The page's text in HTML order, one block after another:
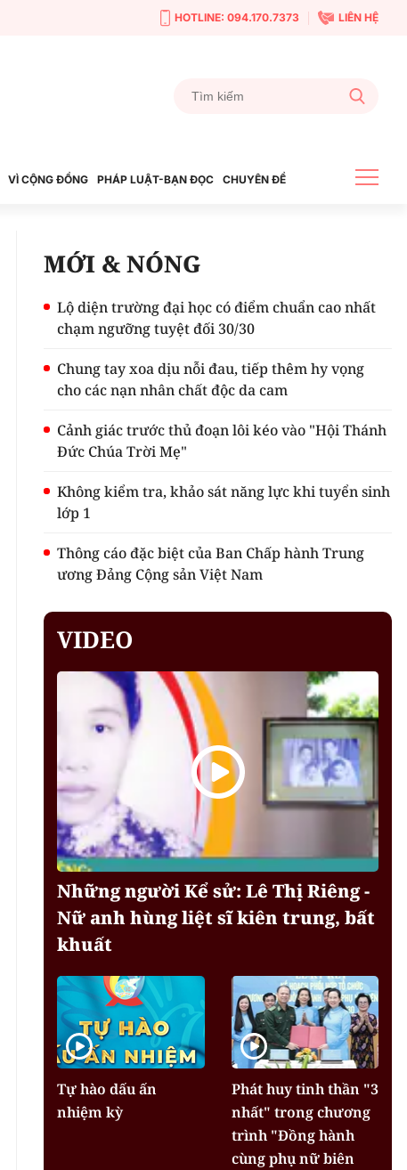
HOTLINE: 094.170.7373 LIÊN HỆ
VÌ CỘNG ĐỒNG PHÁP LUẬT-BẠN ĐỌC CHUYÊN ĐỀ
MỚI & NÓNG
Lộ diện trường đại học có điểm chuẩn cao nhất
chạm ngưỡng tuyệt đối 30/30
Chung tay xoa dịu nỗi đau, tiếp thêm hy vọng
cho các nạn nhân chất độc da cam
Cảnh giác trước thủ đoạn lôi kéo vào "Hội Thánh
Đức Chúa Trời Mẹ"
Không kiểm tra, khảo sát năng lực khi tuyển sinh
lớp 1
Thông cáo đặc biệt của Ban Chấp hành Trung
ương Đảng Cộng sản Việt Nam
VIDEO
Những người Kể sử: Lê Thị Riêng -
Nữ anh hùng liệt sĩ kiên trung, bất
khuất
Tự hào dấu ấn
nhiệm kỳ
Phát huy tinh thần "3
nhất" trong chương
trình "Đồng hành
cùng phụ nữ biên